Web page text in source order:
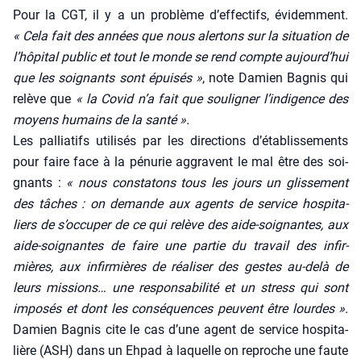
Pour la CGT, il y a un pro­blème d’effectifs, évi­dem­ment.
« Cela fait des années que nous aler­tons sur la situa­tion de
l’hôpital public et tout le monde se rend compte aujourd’hui
que les soi­gnants sont épui­sés », note Damien Bagnis qui
relève que « la Covid n’a fait que sou­li­gner l’indigence des
moyens humains de la san­té ».
Les pal­lia­tifs uti­li­sés par les direc­tions d’établissements
pour faire face à la pénu­rie aggravent le mal être des soi­
gnants : « nous consta­tons tous les jours un glis­se­ment
des tâches : on demande aux agents de ser­vice hos­pi­ta­
liers de s’occuper de ce qui relève des aide-soi­gnantes, aux
aide-soi­gnantes de faire une par­tie du tra­vail des infir­
mières, aux infir­mières de réa­li­ser des gestes au-delà de
leurs mis­sions… une res­pon­sa­bi­li­té et un stress qui sont
impo­sés et dont les consé­quences peuvent être lourdes ».
Damien Bagnis cite le cas d’une agent de ser­vice hos­pi­ta­
lière (ASH) dans un Ehpad à laquelle on reproche une faute